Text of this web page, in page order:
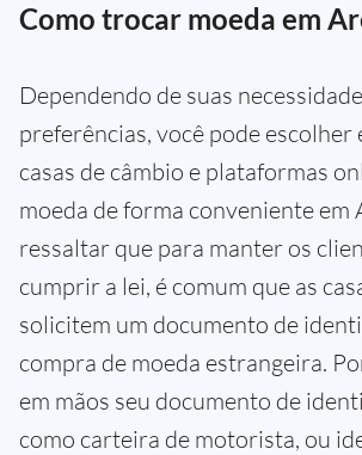
Como trocar moeda em
Dependendo de suas
preferências, você pode escolher
casas de câmbio e plataformas
moeda de forma conveniente em
ressaltar que para manter os
cumprir a lei, é comum que as
solicitem um documento de
compra de moeda estrangeira.
em mãos seu documento de
como carteira de motorista, ou